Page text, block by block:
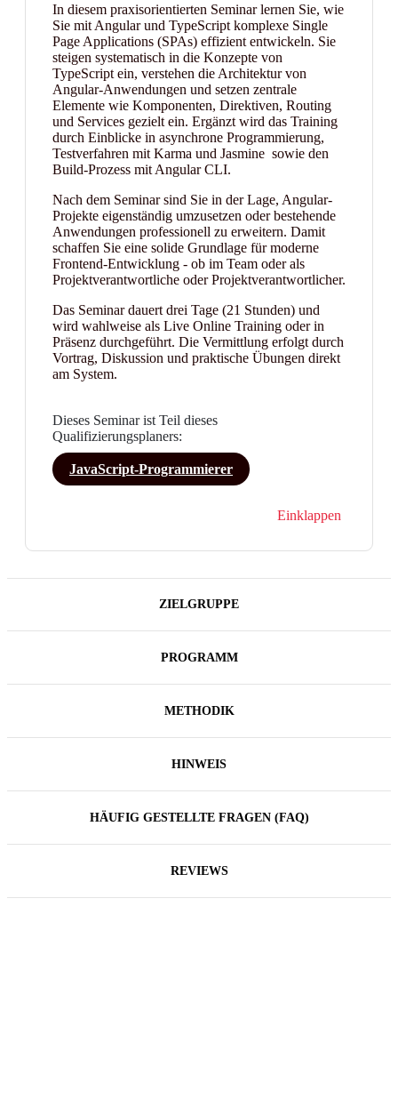
In diesem praxisorientierten Seminar lernen Sie, wie
Sie mit Angular und TypeScript komplexe Single
Page Applications (SPAs) effizient entwickeln. Sie
steigen systematisch in die Konzepte von
TypeScript ein, verstehen die Architektur von
Angular-Anwendungen und setzen zentrale
Elemente wie Komponenten, Direktiven, Routing
und Services gezielt ein. Ergänzt wird das Training
durch Einblicke in asynchrone Programmierung,
Testverfahren mit Karma und Jasmine sowie den
Build-Prozess mit Angular CLI.
Nach dem Seminar sind Sie in der Lage, Angular-
Projekte eigenständig umzusetzen oder bestehende
Anwendungen professionell zu erweitern. Damit
schaffen Sie eine solide Grundlage für moderne
Frontend-Entwicklung - ob im Team oder als
Projektverantwortliche oder Projektverantwortlicher.
Das Seminar dauert drei Tage (21 Stunden) und
wird wahlweise als Live Online Training oder in
Präsenz durchgeführt. Die Vermittlung erfolgt durch
Vortrag, Diskussion und praktische Übungen direkt
am System.
Dieses Seminar ist Teil dieses
Qualifizierungsplaners:
JavaScript-Programmierer
Einklappen
ZIELGRUPPE
PROGRAMM
METHODIK
HINWEIS
HÄUFIG GESTELLTE FRAGEN (FAQ)
REVIEWS